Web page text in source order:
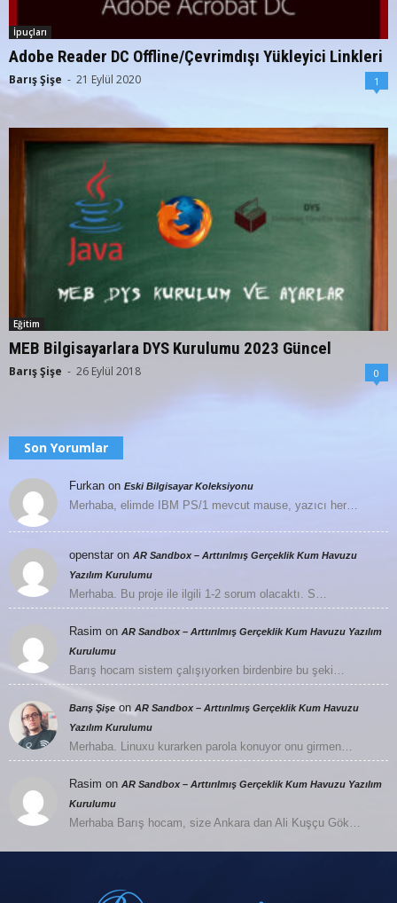
İpuçları
Adobe Reader DC Offline/Çevrimdışı Yükleyici Linkleri
Barış Şişe - 21 Eylül 2020 1
Eğitim
MEB Bilgisayarlara DYS Kurulumu 2023 Güncel
Barış Şişe - 26 Eylül 2018 0
Son Yorumlar
Furkan on Eski Bilgisayar Koleksiyonu
Merhaba, elimde IBM PS/1 mevcut mause, yazıcı her…
openstar on AR Sandbox – Arttırılmış Gerçeklik Kum Havuzu
Yazılım Kurulumu
Merhaba. Bu proje ile ilgili 1-2 sorum olacaktı. S…
Rasim on AR Sandbox – Arttırılmış Gerçeklik Kum Havuzu Yazılım
Kurulumu
Barış hocam sistem çalışıyorken birdenbire bu şeki…
Barış Şişe on AR Sandbox – Arttırılmış Gerçeklik Kum Havuzu
Yazılım Kurulumu
Merhaba. Linuxu kurarken parola konuyor onu girmen…
Rasim on AR Sandbox – Arttırılmış Gerçeklik Kum Havuzu Yazılım
Kurulumu
Merhaba Barış hocam, size Ankara dan Ali Kuşçu Gök…